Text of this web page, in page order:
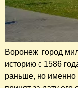
Воронеж, город
историю с 1586
раньше, но именно